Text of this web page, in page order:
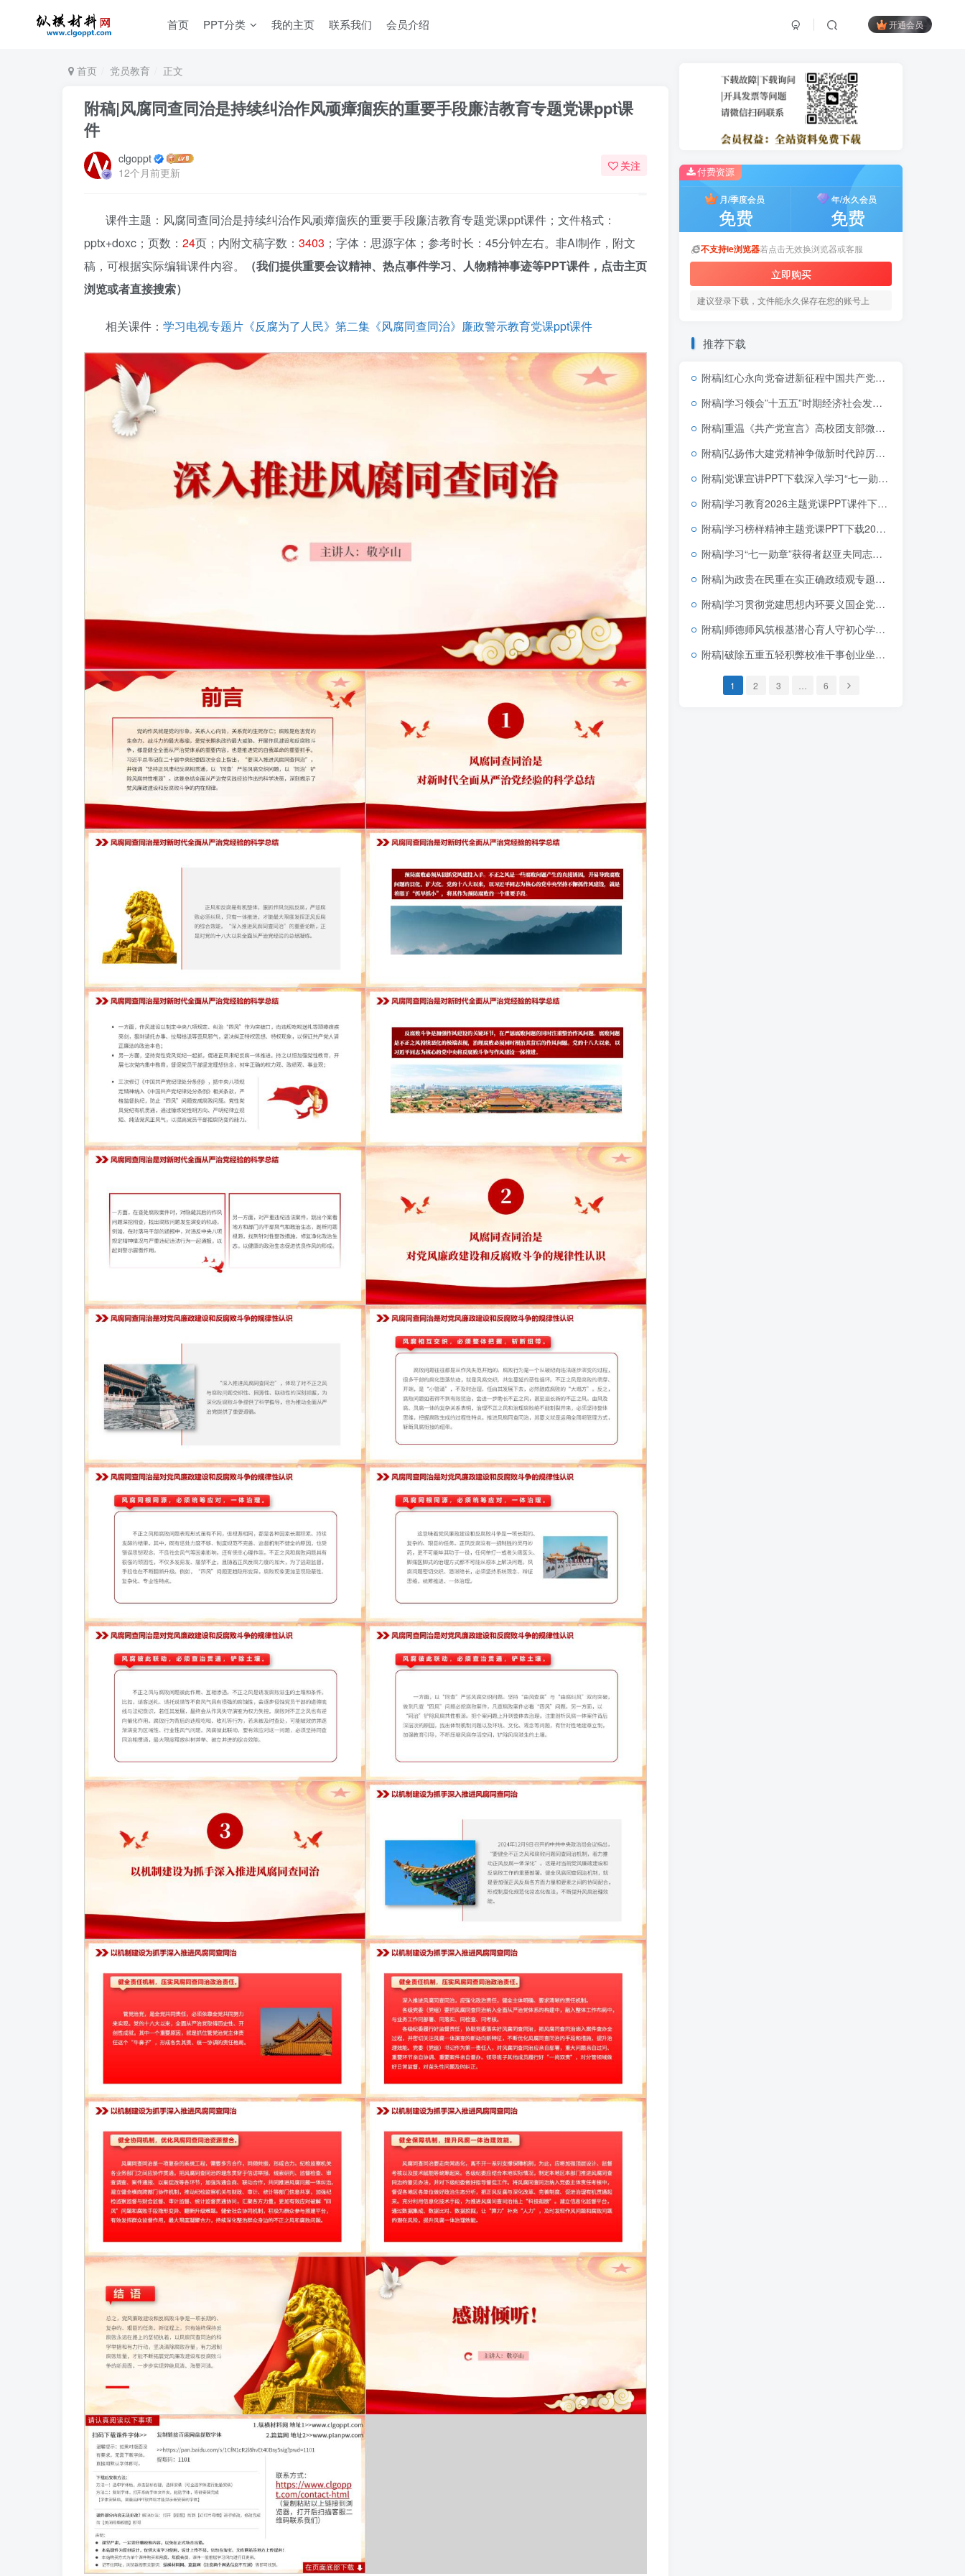
首页 PPT分类 我的主页 联系我们 会员介绍 开通会员
首页 党员教育 正文
附稿|风腐同查同治是持续纠治作风顽瘴痼疾的重要手段廉洁教育专题党课ppt课
件
clgoppt
12个月前更新
关注
课件主题：风腐同查同治是持续纠治作风顽瘴痼疾的重要手段廉洁教育专题党课ppt课件；文件格式：
pptx+doxc；页数： 24页；内附文稿字数： 3403 ；字体：思源字体；参考时长：45分钟左右。非AI制作，附文
稿，可根据实际编辑课件内容。
（我们提供重要会议精神、热点事件学习、人物精神事迹等PPT课件，点击主页
浏览或者直接搜索）
相关课件： 学习电视专题片《反腐为了人民》第二集《风腐同查同治》廉政警示教育党课ppt课件
付费资源
月/季度会员
免费
年/永久会员
免费
不支持ie浏览器若点击无效换浏览器或客服
立即购买
建议登录下载，文件能永久保存在您的账号上
推荐下载
附稿|红心永向党奋进新征程中国共产党成立105周年专题党课党建PPT模板
附稿|学习领会”十五五”时期经济社会发展的指导思想重大原则和根本保证基层党课宣讲PPT下载
附稿|重温《共产党宣言》高校团支部微型团课PPT下载
附稿|弘扬伟大建党精神争做新时代踔厉奋发的优秀共产党员七月宣讲党课PPT下载
附稿|党课宣讲PPT下载深入学习“七一勋章”获得者李连成同志先进事迹社区基层
附稿|学习教育2026主题党课PPT课件下载以正确政绩观抓好抓实党的建设
附稿|学习榜样精神主题党课PPT下载2026“七一勋章”的精神解码
附稿|学习“七一勋章”获得者赵亚夫同志先进事迹主题党课课件PPT模板
附稿|为政贵在民重在实正确政绩观专题宣讲PPT
附稿|学习贯彻党建思想内环要义国企党支部党课PPT课件下载
附稿|师德师风筑根基潜心育人守初心学校教师师德师风建设专题培训PPT课件
附稿|破除五重五轻积弊校准干事创业坐标2026年学习教育主题党课PPT模板
1 2 3 6